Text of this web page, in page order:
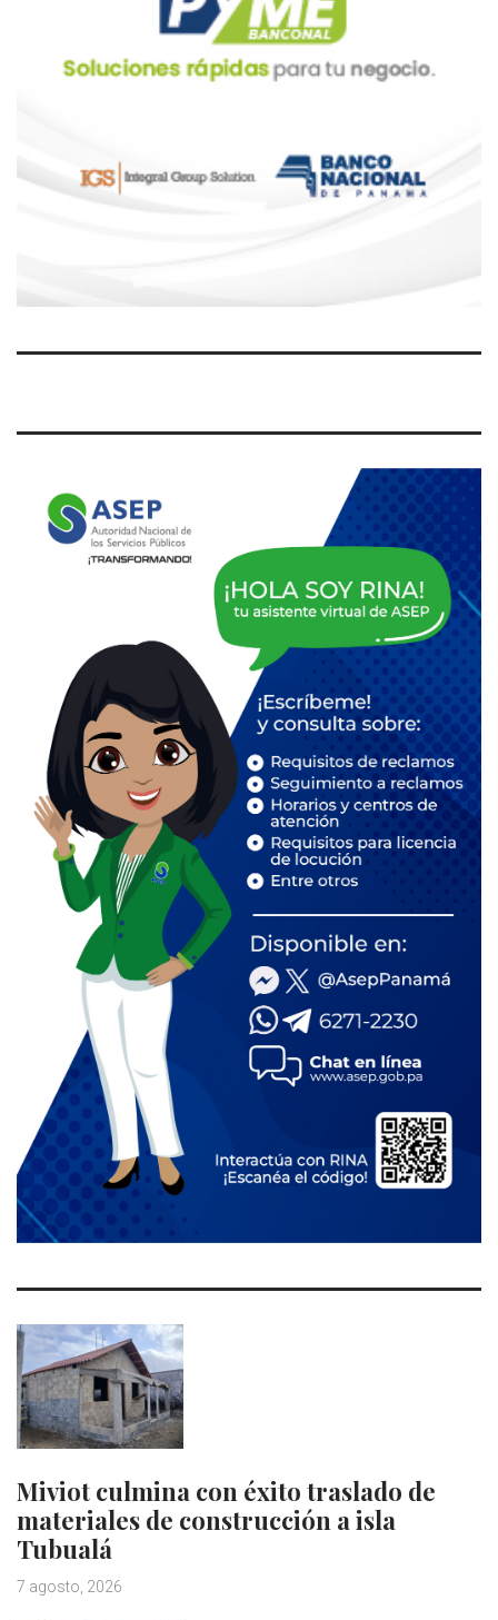
Miviot culmina con éxito traslado de
materiales de construcción a isla
Tubualá
7 agosto, 2026